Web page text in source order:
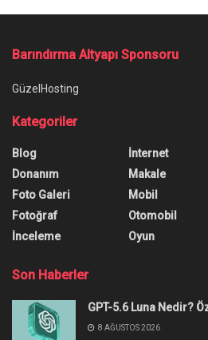
ChatGPT Kullanıcı
Uçuklattı
ChatGPT kullanıcı sayısı
botunun ocak ayında aktif
kullanıcıya ulaştı.
Yazar: Burak Öz